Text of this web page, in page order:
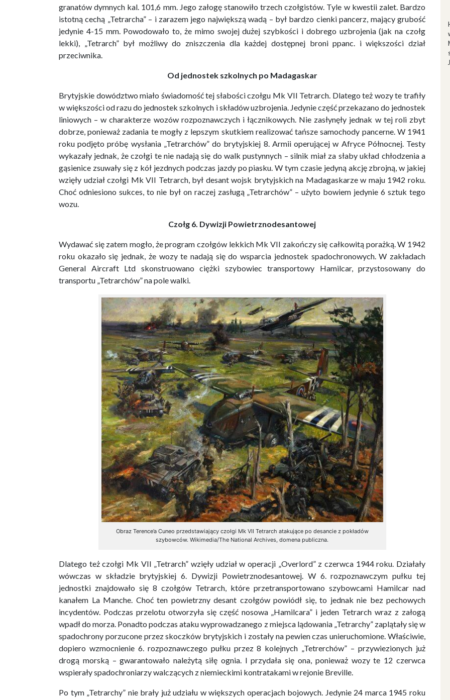
granatów dymnych kal. 101,6 mm. Jego załogę stanowiło trzech czołgistów. Tyle w kwestii zalet. Bardzo
istotną cechą „Tetrarcha” – i zarazem jego największą wadą – był bardzo cienki pancerz, mający grubość
jedynie 4-15 mm. Powodowało to, że mimo swojej dużej szybkości i dobrego uzbrojenia (jak na czołg
lekki), „Tetrarch” był możliwy do zniszczenia dla każdej dostępnej broni ppanc. i większości dział
przeciwnika.
Od jednostek szkolnych po Madagaskar
Brytyjskie dowództwo miało świadomość tej słabości czołgu Mk VII Tetrarch. Dlatego też wozy te trafiły
w większości od razu do jednostek szkolnych i składów uzbrojenia. Jedynie część przekazano do jednostek
liniowych – w charakterze wozów rozpoznawczych i łącznikowych. Nie zasłynęły jednak w tej roli zbyt
dobrze, ponieważ zadania te mogły z lepszym skutkiem realizować tańsze samochody pancerne. W 1941
roku podjęto próbę wysłania „Tetrarchów” do brytyjskiej 8. Armii operującej w Afryce Północnej. Testy
wykazały jednak, że czołgi te nie nadają się do walk pustynnych – silnik miał za słaby układ chłodzenia a
gąsienice zsuwały się z kół jezdnych podczas jazdy po piasku. W tym czasie jedyną akcję zbrojną, w jakiej
wzięły udział czołgi Mk VII Tetrarch, był desant wojsk brytyjskich na Madagaskarze w maju 1942 roku.
Choć odniesiono sukces, to nie był on raczej zasługą „Tetrarchów” – użyto bowiem jedynie 6 sztuk tego
wozu.
Czołg 6. Dywizji Powietrznodesantowej
Wydawać się zatem mogło, że program czołgów lekkich Mk VII zakończy się całkowitą porażką. W 1942
roku okazało się jednak, że wozy te nadają się do wsparcia jednostek spadochronowych. W zakładach
General Aircraft Ltd skonstruowano ciężki szybowiec transportowy Hamilcar, przystosowany do
transportu „Tetrarchów” na pole walki.
Obraz Terence’a Cuneo przedstawiający czołgi Mk VII Tetrarch atakujące po desancie z pokładów
szybowców. Wikimedia/The National Archives, domena publiczna.
Dlatego też czołgi Mk VII „Tetrarch” wzięły udział w operacji „Overlord” z czerwca 1944 roku. Działały
wówczas w składzie brytyjskiej 6. Dywizji Powietrznodesantowej. W 6. rozpoznawczym pułku tej
jednostki znajdowało się 8 czołgów Tetrarch, które przetransportowano szybowcami Hamilcar nad
kanałem La Manche. Choć ten powietrzny desant czołgów powiódł się, to jednak nie bez pechowych
incydentów. Podczas przelotu otworzyła się część nosowa „Hamilcara” i jeden Tetrarch wraz z załogą
wpadł do morza. Ponadto podczas ataku wyprowadzanego z miejsca lądowania „Tetrarchy” zaplątały się w
spadochrony porzucone przez skoczków brytyjskich i zostały na pewien czas unieruchomione. Właściwie,
dopiero wzmocnienie 6. rozpoznawczego pułku przez 8 kolejnych „Tetrerchów” – przywiezionych już
drogą morską – gwarantowało należytą siłę ognia. I przydała się ona, ponieważ wozy te 12 czerwca
wspierały spadochroniarzy walczących z niemieckimi kontratakami w rejonie Breville.
Po tym „Tetrarchy” nie brały już udziału w większych operacjach bojowych. Jedynie 24 marca 1945 roku